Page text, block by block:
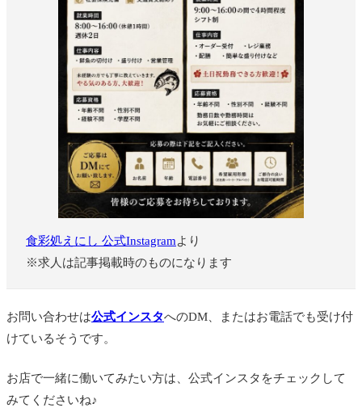
食彩処えにし 公式Instagramより
※求人は記事掲載時のものになります
お問い合わせは公式インスタへのDM、またはお電話でも受け付
けているそうです。
お店で一緒に働いてみたい方は、公式インスタをチェックして
みてくださいね♪